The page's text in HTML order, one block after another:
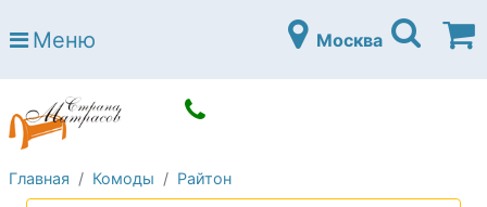
Страна матрасов
Open submenu (Матрасы)
Open submenu (Кровати)
Кровати
Open submenu (Аксессуары)
Open submenu (Диваны)
Диваны
Меню Москва
Главная Комоды Райтон